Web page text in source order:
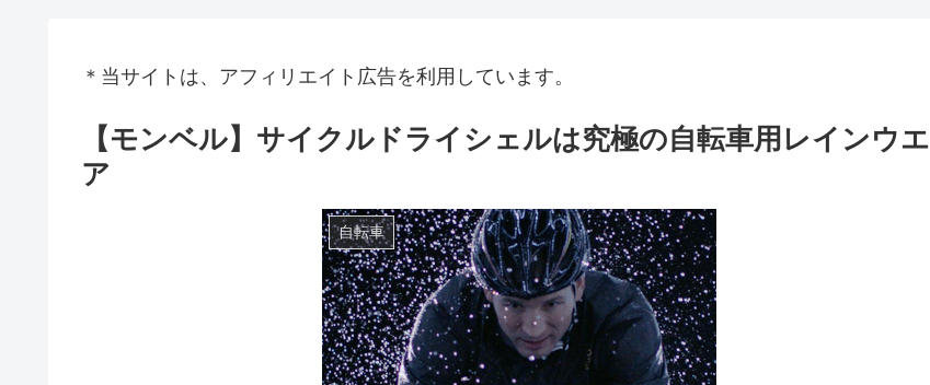
＊当サイトは、アフィリエイト広告を利用しています。
【モンベル】サイクルドライシェルは究極の自転車用レインウエ
ア
自転車